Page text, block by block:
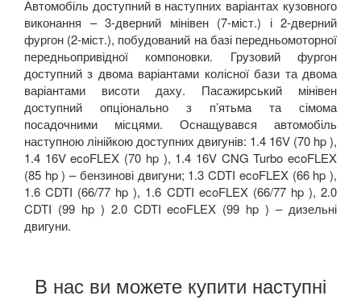
Автомобіль доступний в наступних варіантах кузовного
виконання – 3-дверний мінівен (7-міст.) і 2-дверний
фургон (2-міст.), побудований на базі передньомоторної
передньопривідної компоновки. Грузовий фургон
доступний з двома варіантами колісної бази та двома
варіантами висоти даху. Пасажирський мінівен
доступний опціонально з п’ятьма та сімома
посадочними місцями. Оснащувався автомобіль
наступною лінійкою доступних двигунів: 1.4 16V (70 hp ),
1.4 16V ecoFLEX (70 hp ), 1.4 16V CNG Turbo ecoFLEX
(85 hp ) – бензинові двигуни; 1.3 CDTI ecoFLEX (66 hp ),
1.6 CDTI (66/77 hp ), 1.6 CDTI ecoFLEX (66/77 hp ), 2.0
CDTI (99 hp ) 2.0 CDTI ecoFLEX (99 hp ) – дизельні
двигуни.
В нас ви можете купити наступні